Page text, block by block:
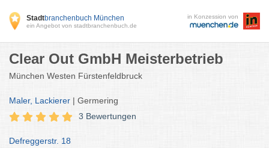
Stadtbranchenbuch München
ein Angebot von stadtbranchenbuch.de
in Konzession von
Clear Out GmbH Meisterbetrieb
München Westen Fürstenfeldbruck
Maler, Lackierer | Germering
3 Bewertungen
Defreggerstr. 18